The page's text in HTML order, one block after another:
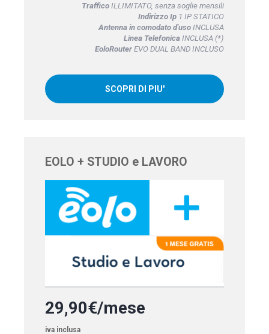
TrafficoILLIMITATO, senza soglie mensili
Indirizzo Ip1 IP STATICO
Antenna in comodato d'usoINCLUSA
Linea TelefonicaINCLUSA (*)
EoloRouterEVO DUAL BAND INCLUSO
SCOPRI DI PIU'
EOLO + STUDIO e LAVORO
29,90€/mese
iva inclusa